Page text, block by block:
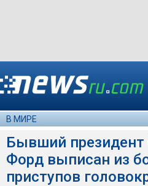
В МИРЕ
Бывший
Форд выписан из
приступов